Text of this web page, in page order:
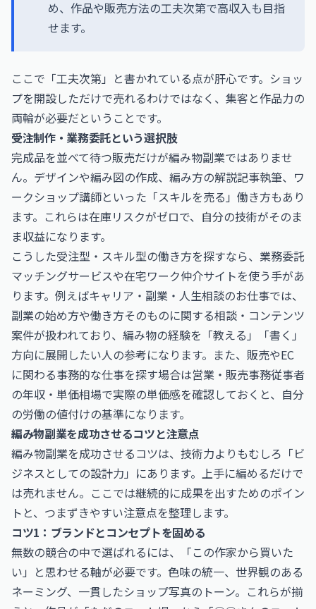
め、作品や販売方法の工夫次第で高収入も目指
せます。
ここで「工夫次第」と書かれている点が肝心です。ショッ
プを開設しただけで売れるわけではなく、集客と作品力の
両輪が必要だということです。
受注制作・業務委託という選択肢
完成品を並べて待つ販売だけが編み物副業ではありませ
ん。デザインや編み図の作成、編み方の解説記事執筆、ワ
ークショップ講師といった「スキルを売る」働き方もあり
ます。これらは在庫リスクがゼロで、自分の技術がそのま
ま収益になります。
こうした受注型・スキル型の働き方を探すなら、業務委託
マッチングサービスや在宅ワーク仲介サイトを使う手があ
ります。例えばキャリア・副業・人生相談のお仕事では、
副業の始め方や働き方そのものに関する相談・コンテンツ
案件が扱われており、編み物の経験を「教える」「書く」
方向に展開したい人の参考になります。また、販売やEC
に関わる事務的な仕事を探す場合は営業・販売事務従事者
の年収・単価相場で実際の単価感を確認しておくと、自分
の労働の値付けの基準になります。
編み物副業を成功させるコツと注意点
編み物副業を成功させるコツは、技術力よりもむしろ「ビ
ジネスとしての設計力」にあります。上手に編めるだけで
は売れません。ここでは継続的に成果を出すためのポイン
トと、つまずきやすい注意点を整理します。
コツ1：ブランドとコンセプトを固める
無数の競合の中で選ばれるには、「この作家から買いた
い」と思わせる軸が必要です。色味の統一、世界観のある
ネーミング、一貫したショップ写真のトーン。これらが揃